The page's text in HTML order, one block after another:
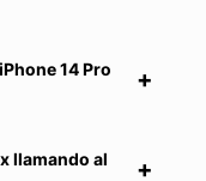
14 Pro
llamando al